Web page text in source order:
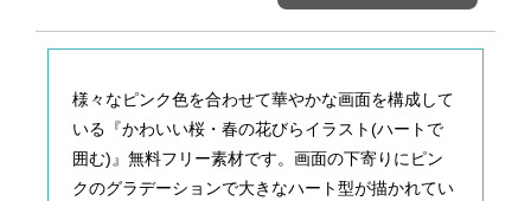
様々なピンク色を合わせて華やかな画面を構成して
いる『かわいい桜・春の花びらイラスト(ハートで
囲む)』無料フリー素材です。画面の下寄りにピン
クのグラデーションで大きなハート型が描かれてい